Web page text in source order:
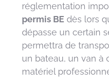
réglementation
permis BEdès lors
dépasse un certain
permettra de
un bateau, un van à
matériel